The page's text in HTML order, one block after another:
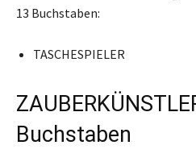
13 Buchstaben:
TASCHESPIELER
Buchstaben